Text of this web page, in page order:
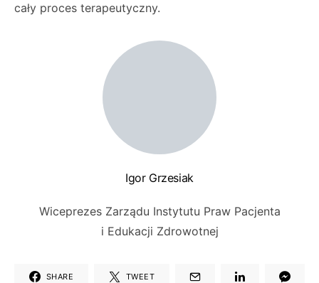
cały proces terapeutyczny.
Igor Grzesiak
Wiceprezes Zarządu Instytutu Praw Pacjenta
i Edukacji Zdrowotnej
SHARE TWEET